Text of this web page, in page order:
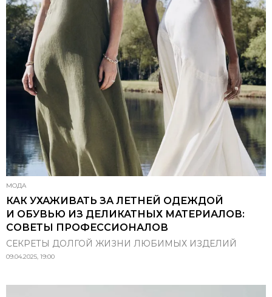
МОДА
КАК УХАЖИВАТЬ ЗА ЛЕТНЕЙ ОДЕЖДОЙ
И ОБУВЬЮ ИЗ ДЕЛИКАТНЫХ МАТЕРИАЛОВ:
СОВЕТЫ ПРОФЕССИОНАЛОВ
СЕКРЕТЫ ДОЛГОЙ ЖИЗНИ ЛЮБИМЫХ ИЗДЕЛИЙ
09.04.2025, 19:00